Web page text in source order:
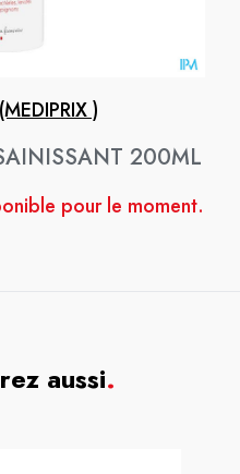
)
200ML
pour le moment.
aussi.